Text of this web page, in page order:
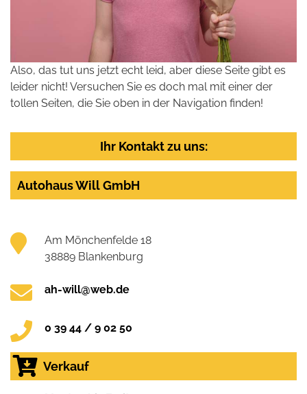
Also, das tut uns jetzt echt leid, aber diese Seite gibt es
leider nicht! Versuchen Sie es doch mal mit einer der
tollen Seiten, die Sie oben in der Navigation finden!
Ihr Kontakt zu uns:
Autohaus Will GmbH
Am Mönchenfelde 18
38889 Blankenburg
ah-will@web.de
0 39 44 / 9 02 50
Verkauf